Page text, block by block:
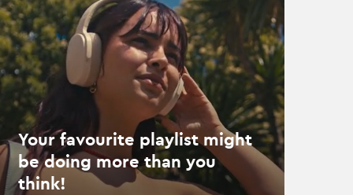
Your favourite playlist might
be doing more than you
think!